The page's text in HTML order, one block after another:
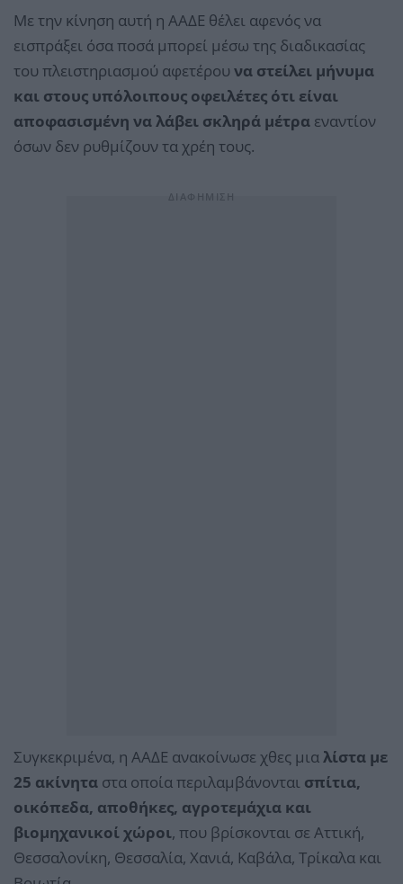
Με την κίνηση αυτή η ΑΑΔΕ θέλει αφενός να
εισπράξει όσα ποσά μπορεί μέσω της διαδικασίας
του πλειστηριασμού αφετέρου να στείλει μήνυμα
και στους υπόλοιπους οφειλέτες ότι είναι
αποφασισμένη να λάβει σκληρά μέτρα εναντίον
όσων δεν ρυθμίζουν τα χρέη τους.
Συγκεκριμένα, η ΑΑΔΕ ανακοίνωσε χθες μιαλίστα με
25 ακίνητα στα οποία περιλαμβάνονται σπίτια,
οικόπεδα, αποθήκες, αγροτεμάχια και
βιομηχανικοί χώροι, που βρίσκονται σε Αττική,
Θεσσαλονίκη, Θεσσαλία, Χανιά, Καβάλα, Τρίκαλα και